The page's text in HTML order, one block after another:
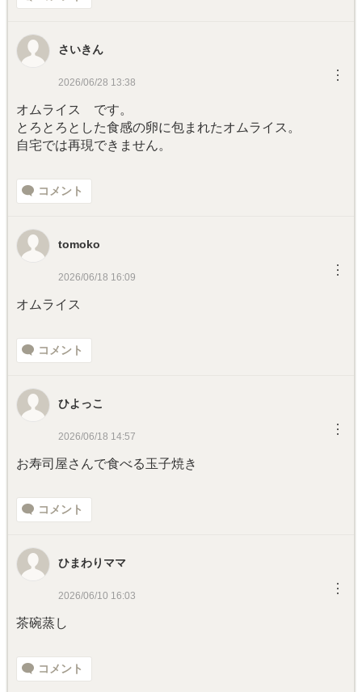
さいきん
2026/06/28 13:38 ︙
オムライス です。
とろとろとした食感の卵に包まれたオムライス。
自宅では再現できません。
コメント
tomoko
2026/06/18 16:09 ︙
オムライス
コメント
ひよっこ
2026/06/18 14:57 ︙
お寿司屋さんで食べる玉子焼き
コメント
ひまわりママ
2026/06/10 16:03 ︙
茶碗蒸し
コメント